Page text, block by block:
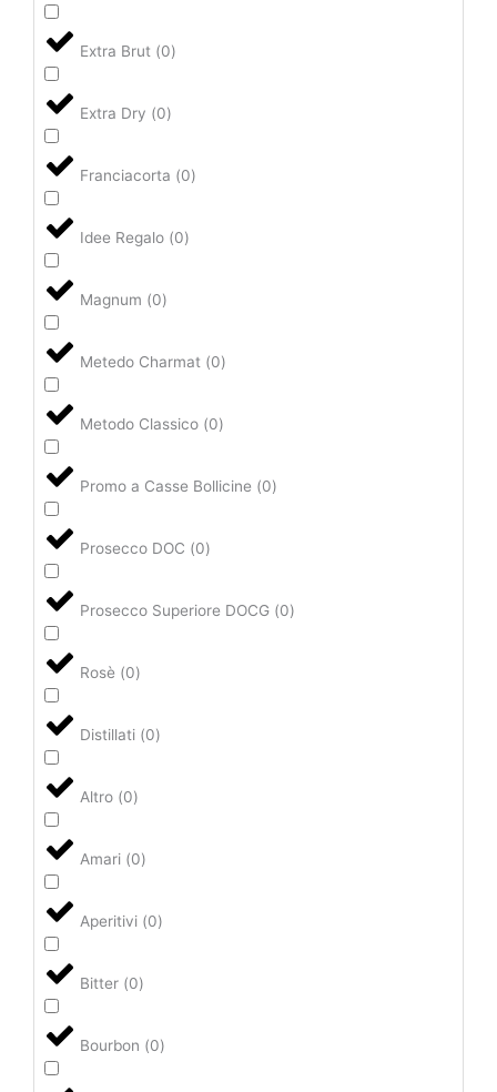
Extra Brut (0)
Extra Dry (0)
Franciacorta (0)
Idee Regalo (0)
Magnum (0)
Metedo Charmat (0)
Metodo Classico (0)
Promo a Casse Bollicine (0)
Prosecco DOC (0)
Prosecco Superiore DOCG (0)
Rosè (0)
Distillati (0)
Altro (0)
Amari (0)
Aperitivi (0)
Bitter (0)
Bourbon (0)